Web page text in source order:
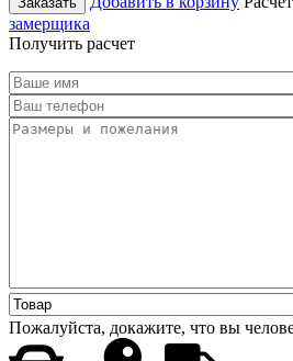
замерщика
Получить расчет
Пожалуйста, докажите, что вы